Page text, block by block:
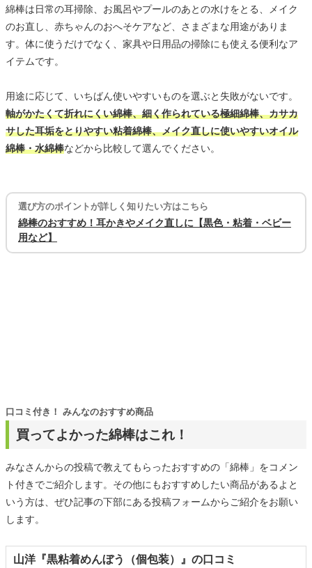
綿棒は日常の耳掃除、お風呂やプールのあとの水けをとる、メイク
のお直し、赤ちゃんのおへそケアなど、さまざまな用途がありま
す。体に使うだけでなく、家具や日用品の掃除にも使える便利なア
イテムです。
用途に応じて、いちばん使いやすいものを選ぶと失敗がないです。
軸がかたくて折れにくい綿棒、細く作られている極細綿棒、カサカ
サした耳垢をとりやすい粘着綿棒、メイク直しに使いやすいオイル
綿棒・水綿棒などから比較して選んでください。
選び方のポイントが詳しく知りたい方はこちら
綿棒のおすすめ！耳かきやメイク直しに【黒色・粘着・ベビー
用など】
買ってよかった綿棒はこれ！
口コミ付き！ みんなのおすすめ商品
みなさんからの投稿で教えてもらったおすすめの「綿棒」をコメン
ト付きでご紹介します。その他にもおすすめしたい商品があるよと
いう方は、ぜひ記事の下部にある投稿フォームからご紹介をお願い
します。
山洋『黒粘着めんぼう（個包装）』の口コミ